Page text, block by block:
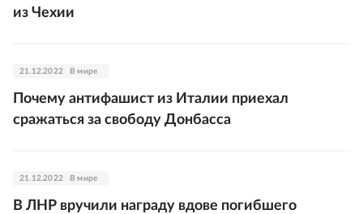
из Чехии
21.12.2022 В мире
Почему антифашист из Италии приехал
сражаться за свободу Донбасса
21.12.2022 В мире
В ЛНР вручили награду вдове погибшего